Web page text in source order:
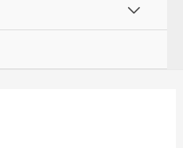
menú